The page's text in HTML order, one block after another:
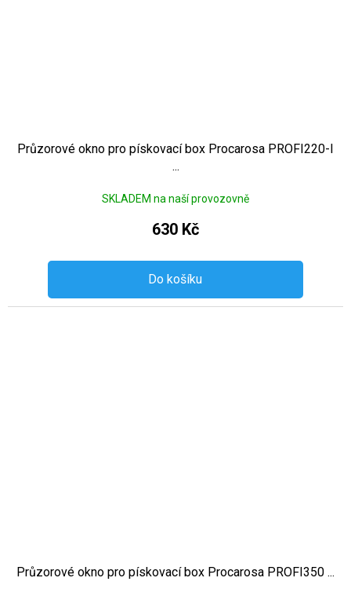
Průzorové okno pro pískovací box Procarosa PROFI220-I
...
SKLADEM na naší provozovně
630 Kč
Do košíku
Průzorové okno pro pískovací box Procarosa PROFI350 ...